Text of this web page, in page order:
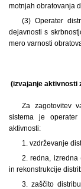
motnjah obratovanja
(3) Operater
dejavnosti s
mero varnosti
(izvajanje aktivnosti
Za zagotovitev
sistema je operater
aktivnosti:
1. vzdrževanje
2. redna, izredna
in rekonstrukcije
3. zaščito